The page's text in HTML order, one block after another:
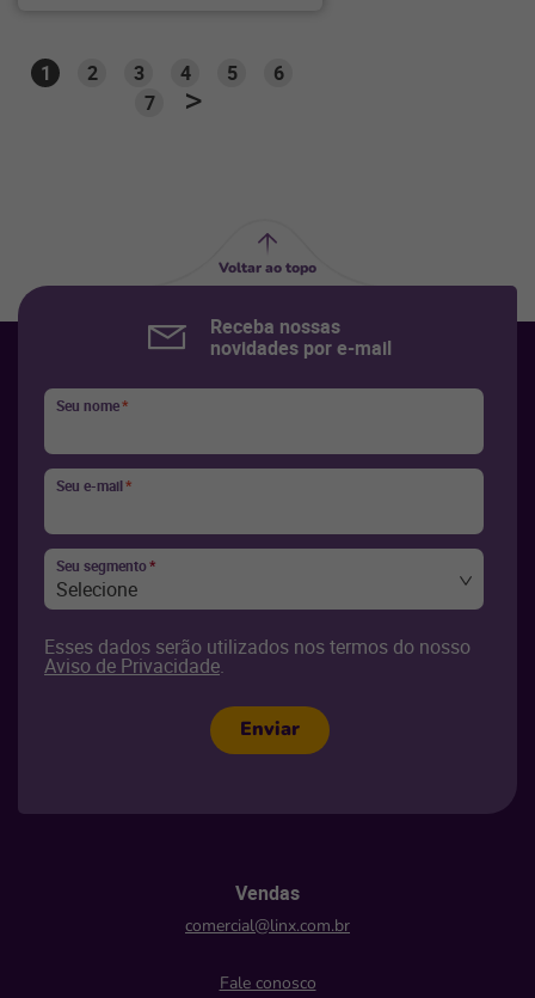
1 2 3 4 5
6
7
Voltar ao topo
Receba nossas
novidades por e-mail
Seu nome*
Seu e-mail*
Seu segmento*
Selecione
Esses dados serão utilizados nos termos do nosso
Aviso de Privacidade.
Enviar
Vendas
comercial@linx.com.br
Fale conosco